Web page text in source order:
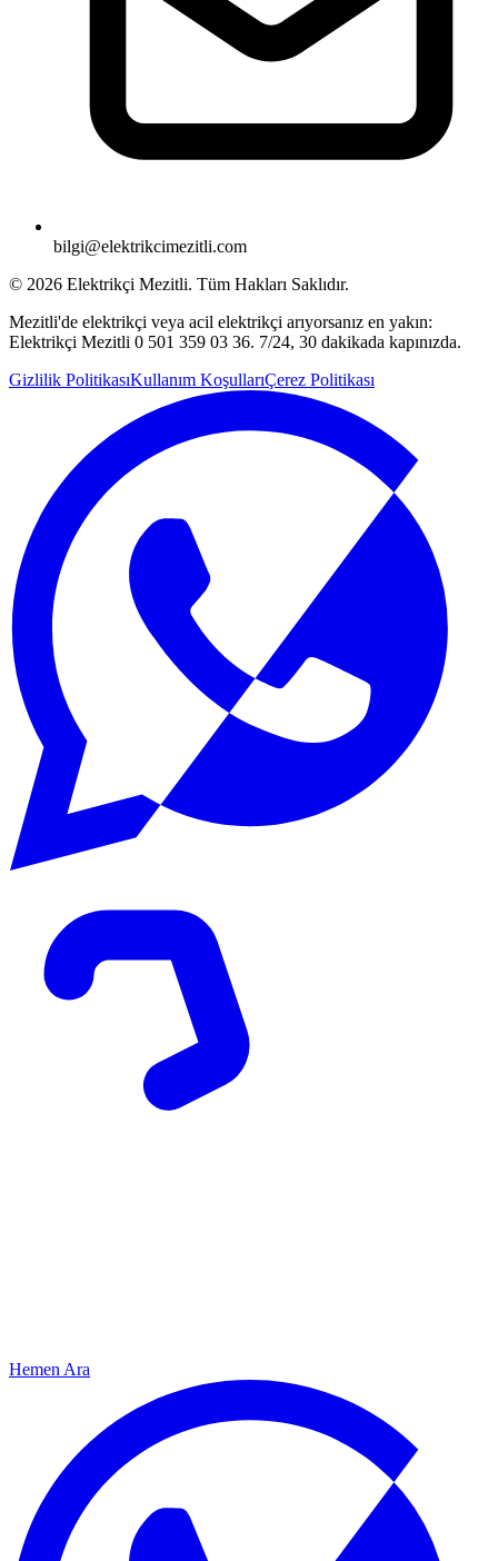
bilgi@elektrikcimezitli.com
© 2026 Elektrikçi Mezitli. Tüm Hakları Saklıdır.
Mezitli'de elektrikçi veya acil elektrikçi arıyorsanız en yakın:
Elektrikçi Mezitli 0 501 359 03 36. 7/24, 30 dakikada kapınızda.
Gizlilik PolitikasıKullanım KoşullarıÇerez Politikası
Hemen Ara